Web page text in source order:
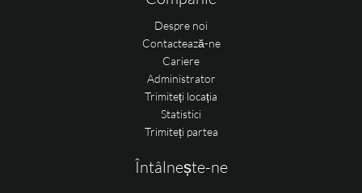
Despre noi
Contactează-ne
Cariere
Administrator
Trimiteți locația
Statistici
Trimiteți partea
Întâlnește-ne